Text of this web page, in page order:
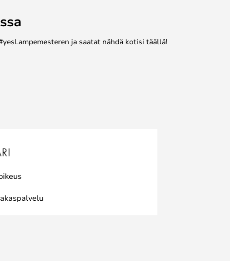
ja saatat nähdä kotisi täällä!